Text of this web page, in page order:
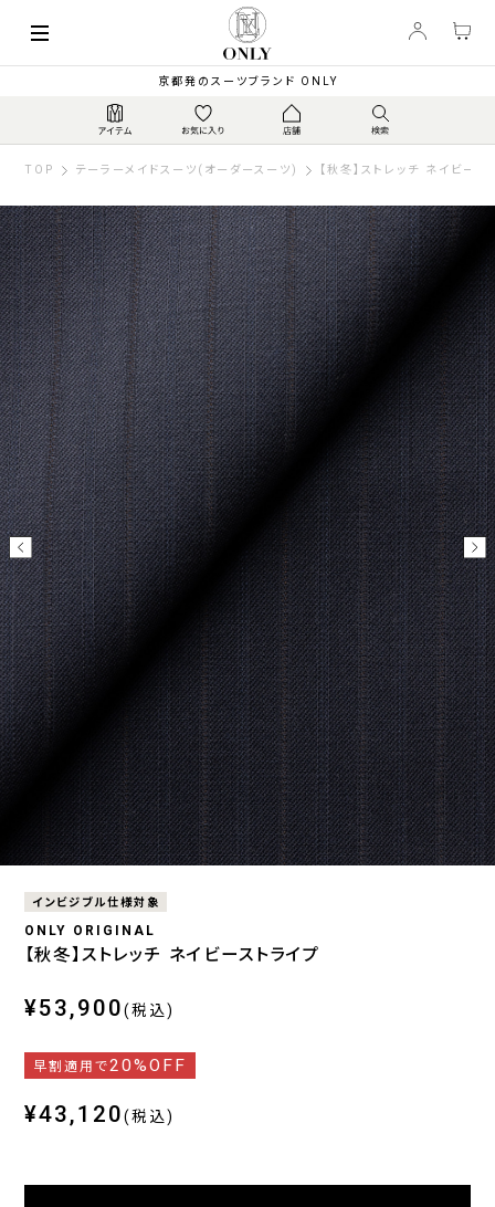
京都発のスーツブランド ONLY
TOP テーラーメイドスーツ(オーダースーツ) 【秋冬】ストレッチ ネイビース
インビジブル仕様対象
ONLY ORIGINAL
【秋冬】ストレッチ ネイビーストライプ
¥53,900(税込)
早割適用で20%OFF
¥43,120(税込)